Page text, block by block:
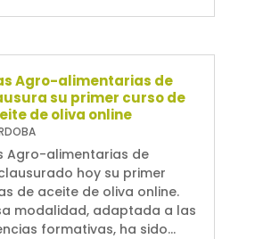
Agro-alimentarias de
su primer curso de
de oliva online
Agro-alimentarias de
hoy su primer
de aceite de oliva online.
modalidad, adaptada a las
formativas, ha sido...